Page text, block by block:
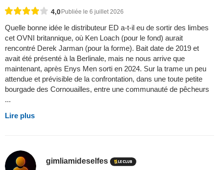
4,0Publiée le 6 juillet 2026
Quelle bonne idée le distributeur ED a-t-il eu de sortir des limbes
cet OVNI britannique, où Ken Loach (pour le fond) aurait
rencontré Derek Jarman (pour la forme). Bait date de 2019 et
avait été présenté à la Berlinale, mais ne nous arrive que
maintenant, après Enys Men sorti en 2024. Sur la trame un peu
attendue et prévisible de la confrontation, dans une toute petite
bourgade des Cornouailles, entre une communauté de pêcheurs
...
Lire plus
gimliamideselfes